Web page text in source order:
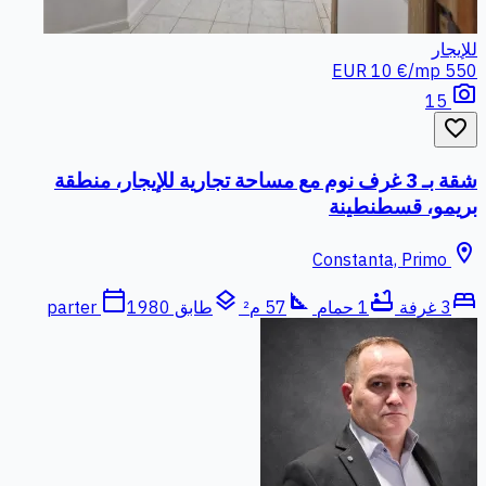
للإيجار
550 EUR
10 €/mp
photo_camera
favorite_border
شقة بـ 3 غرف نوم مع مساحة تجارية للإيجار، منطقة
بريمو، قسطنطينة
location_on
bed 3 غرفة bathtub 1 حمام square_foot 57 م² layers طابق parter calendar_today1980